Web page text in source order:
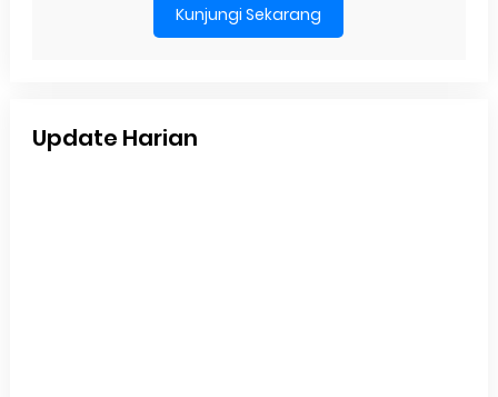
Kunjungi Sekarang
Update Harian